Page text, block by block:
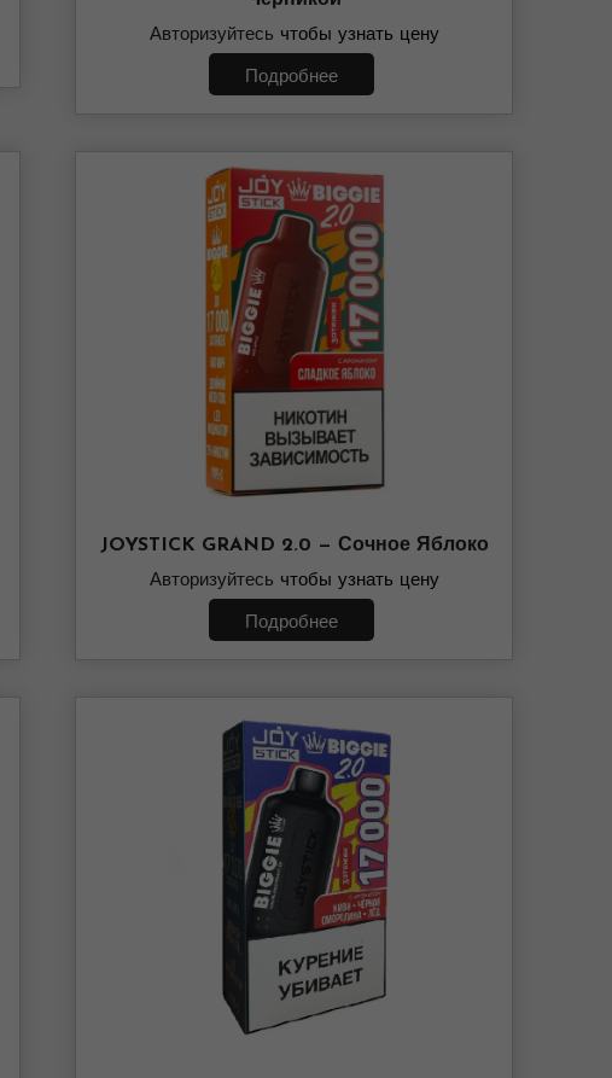
Авторизуйтесь чтобы узнать цену
Подробнее
JOYSTICK GRAND 2.0 — Сочное Яблоко
Авторизуйтесь чтобы узнать цену
Подробнее